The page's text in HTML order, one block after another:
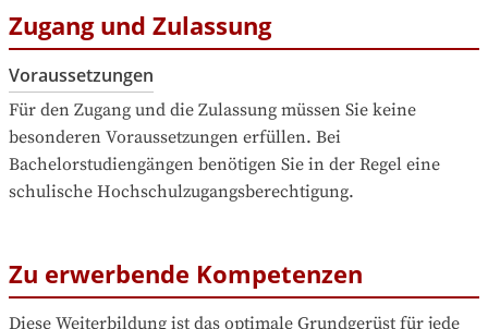
Zugang und Zulassung
Voraussetzungen
Für den Zugang und die Zulassung müssen Sie keine
besonderen Voraussetzungen erfüllen. Bei
Bachelorstudiengängen benötigen Sie in der Regel eine
schulische Hochschulzugangsberechtigung.
Zu erwerbende Kompetenzen
Diese Weiterbildung ist das optimale Grundgerüst für jede